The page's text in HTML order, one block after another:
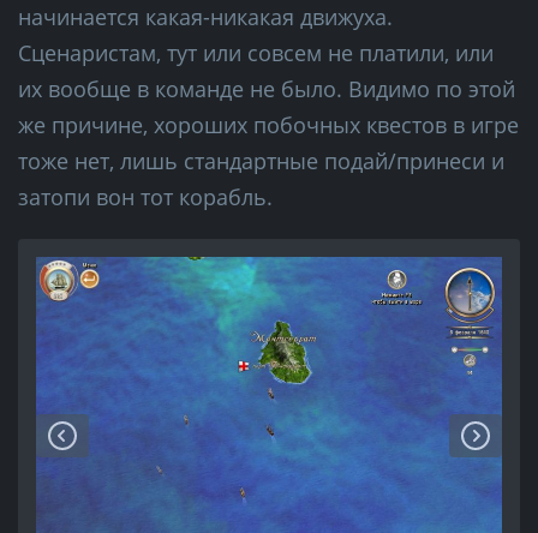
начинается какая-никакая движуха.
Сценаристам, тут или совсем не платили, или
их вообще в команде не было. Видимо по этой
же причине, хороших побочных квестов в игре
тоже нет, лишь стандартные подай/принеси и
затопи вон тот корабль.